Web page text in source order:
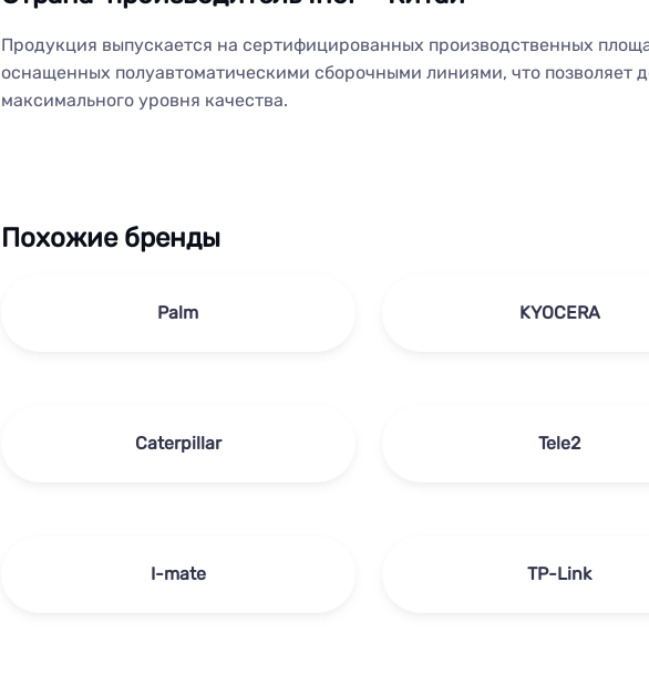
Продукция выпускается на сертифицированных производственных
оснащенных полуавтоматическими сборочными линиями, что позволяет
максимального уровня качества.
Похожие бренды
Palm KYOCERA
Caterpillar Tele2
I-mate TP-Link